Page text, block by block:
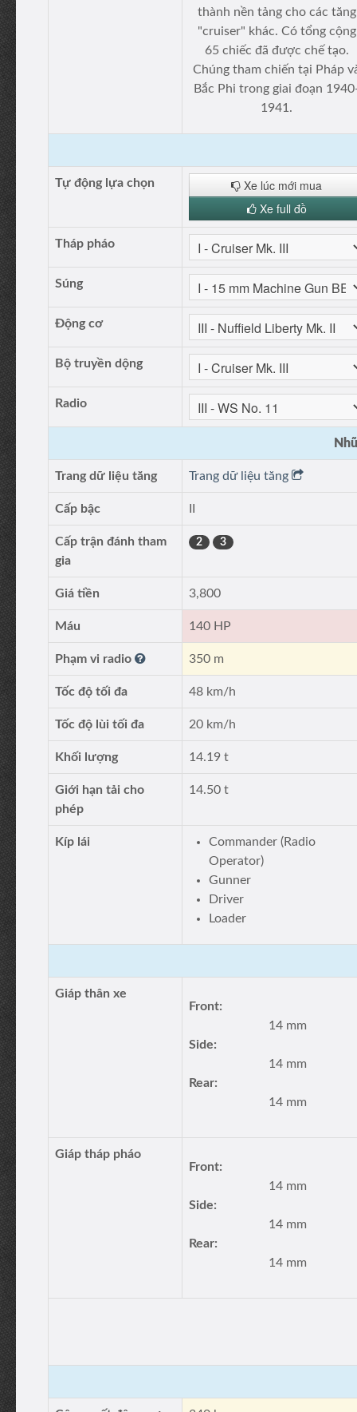
thành nền tảng cho các tăng
"cruiser" khác. Có tổng cộng
65 chiếc đã được chế tạo.
Chúng tham chiến tại Pháp
Bắc Phi trong giai đoạn
1941.
Tự động lựa chọn
Xe lúc mới mua
Xe full đồ
Tháp pháo
Súng
Động cơ
Bộ truyền dộng
Radio
Trang dữ liệu tăng Trang dữ liệu tăng
Cấp bậc
Cấp trận đánh tham
gia
2 3
Giá tiền 3,800
Máu 140 HP
Phạm vi radio 350 m
Tốc độ tối đa 48 km/h
Tốc độ lùi tối đa 20 km/h
Khối lượng 14.19 t
Giới hạn tải cho
phép
14.50 t
Kíp lái
Commander (Radio
Operator)
Gunner
Driver
Loader
Giáp thân xe
Front:
14 mm
Side:
14 mm
Rear:
14 mm
Giáp tháp pháo
Front:
14 mm
Side:
14 mm
Rear:
14 mm